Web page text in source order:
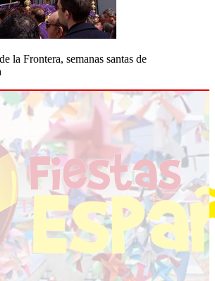
la Frontera, semanas santas de